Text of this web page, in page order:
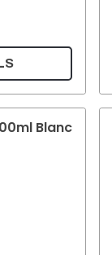
Blanc